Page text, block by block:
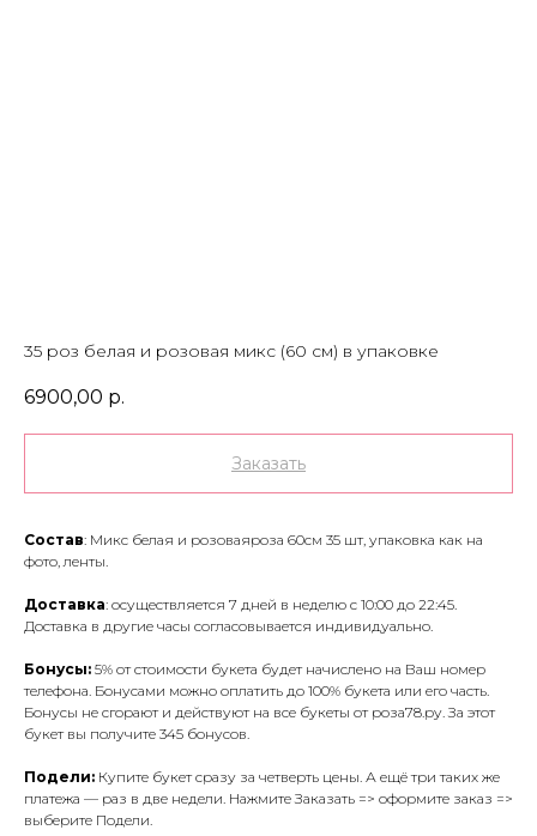
35 роз белая и розовая микс (60 см) в упаковке
6900,00 р.
Заказать
Состав: Микс белая и розоваяроза 60см 35 шт, упаковка как на
фото, ленты.
Доставка: осуществляется 7 дней в неделю с 10:00 до 22:45.
Доставка в другие часы согласовывается индивидуально.
Бонусы: 5% от стоимости букета будет начислено на Ваш номер
телефона. Бонусами можно оплатить до 100% букета или его часть.
Бонусы не сгорают и действуют на все букеты от роза78.ру. За этот
букет вы получите 345 бонусов.
Подели: Купите букет сразу за четверть цены. А ещё три таких же
платежа — раз в две недели. Нажмите Заказать => оформите заказ =>
выберите Подели.